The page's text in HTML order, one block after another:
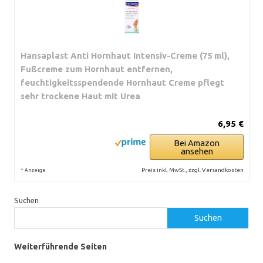
Hansaplast Anti Hornhaut Intensiv-Creme (75 ml),
Fußcreme zum Hornhaut entfernen,
feuchtigkeitsspendende Hornhaut Creme pflegt
sehr trockene Haut mit Urea
6,95 €
Bei Amazon
ansehen
* Anzeige Preis inkl. MwSt., zzgl. Versandkosten
Suchen
Suchen
Weiterführende Seiten